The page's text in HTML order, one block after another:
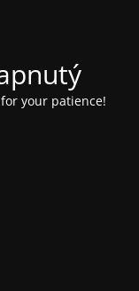
your patience!